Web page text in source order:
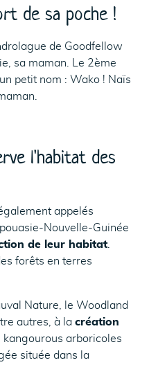
de sa poche !
de Goodfellow
sa maman. Le 2ème
petit nom : Wako ! Naïs
l'habitat des
appelés
Nouvelle-Guinée
de leur habitat
forêts en terres
Nature, le Woodland
autres, à la création
kangourous arboricoles
située dans la